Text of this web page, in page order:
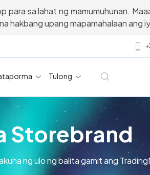
sa lahat ng mamumuhunan.
hakbang upang mapamahalaan ang
Tulong
Storebrand
ng ulo ng balita gamit ang